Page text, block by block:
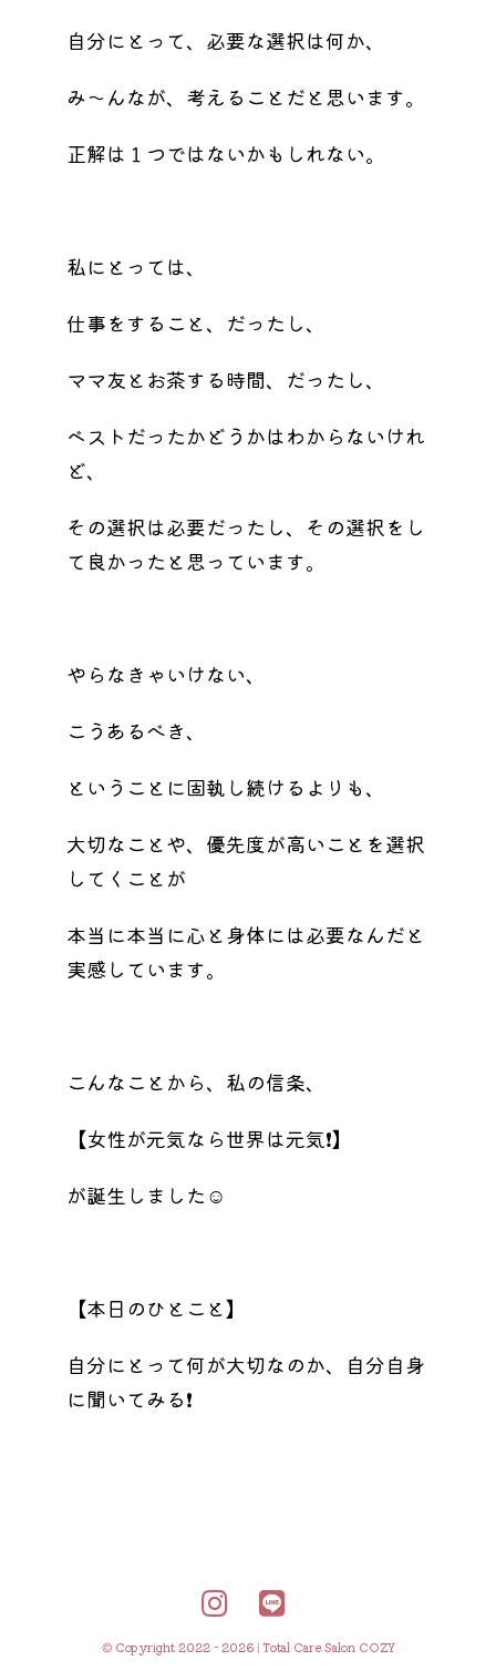
自分にとって、必要な選択は何か、
み〜んなが、考えることだと思います。
正解は１つではないかもしれない。
私にとっては、
仕事をすること、だったし、
ママ友とお茶する時間、だったし、
ベストだったかどうかはわからないけれ
ど、
その選択は必要だったし、その選択をし
て良かったと思っています。
やらなきゃいけない、
こうあるべき、
ということに固執し続けるよりも、
大切なことや、優先度が高いことを選択
してくことが
本当に本当に心と身体には必要なんだと
実感しています。
こんなことから、私の信条、
【女性が元気なら世界は元気❗️】
が誕生しました☺️
【本日のひとこと】
自分にとって何が大切なのか、自分自身
に聞いてみる❗️
© Copyright 2022 - 2026 | Total Care Salon COZY